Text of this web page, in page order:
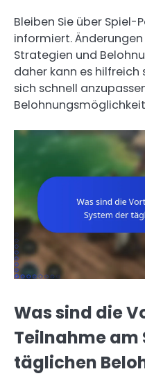
Bleiben Sie über
informiert.
Strategien und
daher kann es hilfreich
sich schnell
Was sind die
Teilnahme am
täglichen